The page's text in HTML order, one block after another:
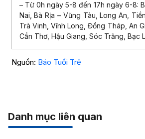
– Từ 0h ngày 5-8 đến 17h ngày 6-8:
Nai, Bà Rịa – Vũng Tàu, Long An,
Trà Vinh, Vĩnh Long, Đồng Tháp, An
Cần Thơ, Hậu Giang, Sóc Trăng, Bạc
Nguồn: Báo Tuổi Trẻ
Danh mục liên quan